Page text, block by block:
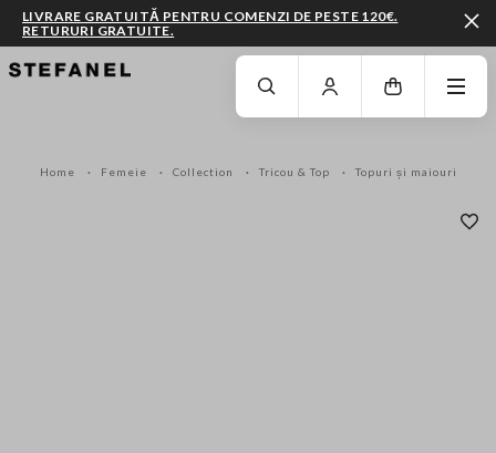
MERGI LA CONȚINUTUL PRINCIPALDERULEAZĂ ÎN JOS
LIVRARE GRATUITĂ PENTRU COMENZI DE PESTE 120€.
RETURURI GRATUITE.
Home Femeie Collection Tricou & Top Topuri și maiouri